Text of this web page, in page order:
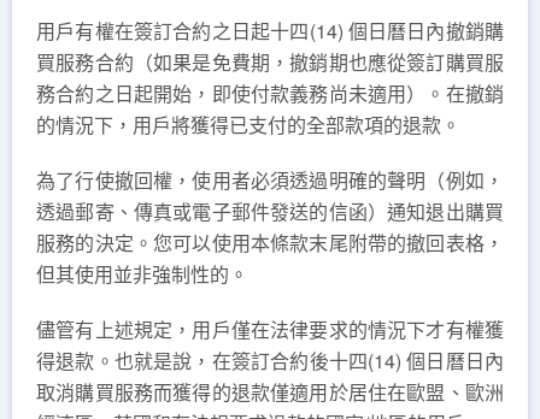
用戶有權在簽訂合約之日起十四(14) 個日曆日內撤銷購
買服務合約（如果是免費期，撤銷期也應從簽訂購買服
務合約之日起開始，即使付款義務尚未適用）。在撤銷
的情況下，用戶將獲得已支付的全部款項的退款。
為了行使撤回權，使用者必須透過明確的聲明（例如，
透過郵寄、傳真或電子郵件發送的信函）通知退出購買
服務的決定。您可以使用本條款末尾附帶的撤回表格，
但其使用並非強制性的。
儘管有上述規定，用戶僅在法律要求的情況下才有權獲
得退款。也就是說，在簽訂合約後十四(14) 個日曆日內
取消購買服務而獲得的退款僅適用於居住在歐盟、歐洲